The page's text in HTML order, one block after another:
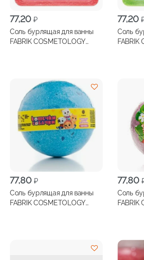
77,20 ₽
Соль бурлящая для ванны
FABRIK COSMETOLOGY
77,20
Соль
FABRIK
77,80 ₽
Соль бурлящая для ванны
FABRIK COSMETOLOGY
77,80
Соль
FABRIK